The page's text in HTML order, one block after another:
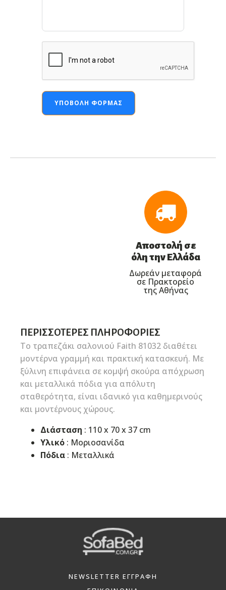
ΥΠΟΒΟΛΉ ΦΌΡΜΑΣ
Αποστολή σε
όλη την Ελλάδα
Δωρεάν μεταφορά
σε Πρακτορείο
της Αθήνας
ΠΕΡΙΣΣΌΤΕΡΕΣ ΠΛΗΡΟΦΟΡΊΕΣ
Το τραπεζάκι σαλονιού Faith 81032 διαθέτει
μοντέρνα γραμμή και πρακτική κατασκευή. Με
ξύλινη επιφάνεια σε κομψή σκούρα απόχρωση
και μεταλλικά πόδια για απόλυτη
σταθερότητα, είναι ιδανικό για καθημερινούς
και μοντέρνους χώρους.
Διάσταση : 110 x 70 x 37 cm
Υλικό : Μοριοσανίδα
Πόδια : Μεταλλικά
NEWSLETTER ΕΓΓΡΑΦΗ